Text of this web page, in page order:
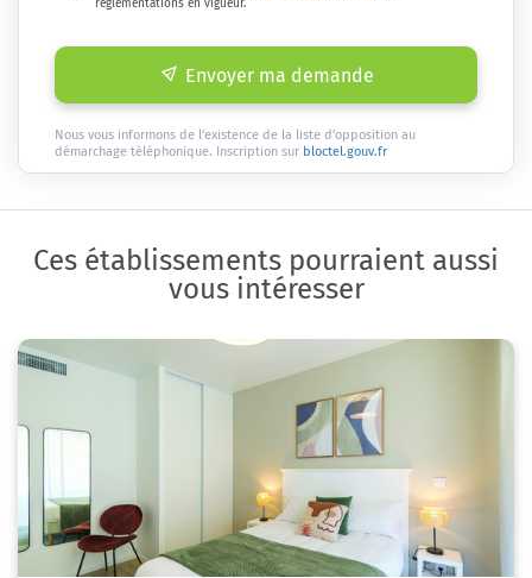
réglementations en vigueur.
Envoyer ma demande
Nous vous informons de l'existence de la liste d'opposition au
démarchage téléphonique. Inscription sur bloctel.gouv.fr
Ces établissements pourraient aussi
vous intéresser